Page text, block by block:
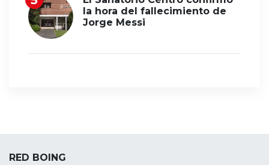
la hora del fallecimiento de
Jorge Messi
RED BOING